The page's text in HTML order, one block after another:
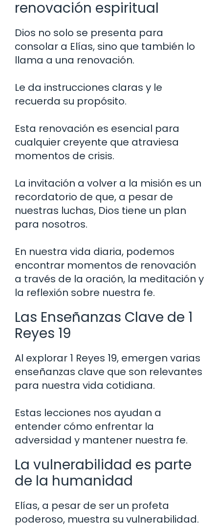
renovación espiritual
Dios no solo se presenta para
consolar a Elías, sino que también lo
llama a una renovación.
Le da instrucciones claras y le
recuerda su propósito.
Esta renovación es esencial para
cualquier creyente que atraviesa
momentos de crisis.
La invitación a volver a la misión es un
recordatorio de que, a pesar de
nuestras luchas, Dios tiene un plan
para nosotros.
En nuestra vida diaria, podemos
encontrar momentos de renovación
a través de la oración, la meditación y
la reflexión sobre nuestra fe.
Las Enseñanzas Clave de 1
Reyes 19
Al explorar 1 Reyes 19, emergen varias
enseñanzas clave que son relevantes
para nuestra vida cotidiana.
Estas lecciones nos ayudan a
entender cómo enfrentar la
adversidad y mantener nuestra fe.
La vulnerabilidad es parte
de la humanidad
Elías, a pesar de ser un profeta
poderoso, muestra su vulnerabilidad.